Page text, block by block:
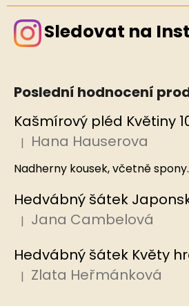
Sledovat na
Poslední hodnocení
Hodnocení produktu je 5 z 5
| Hana Hauserova
Nadherny kousek, včetně spony.
Hodnocení produktu je 5 z 5
| Jana Cambelová
Hodnocení produktu je 5 z 5
| Zlata Heřmánková